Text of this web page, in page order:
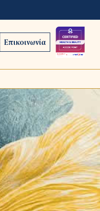
Επικοινωνία